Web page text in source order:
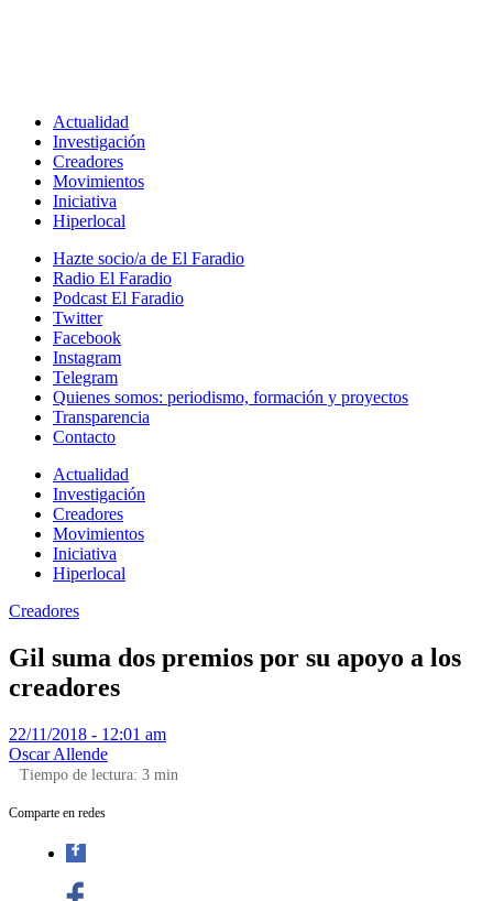
Actualidad
Investigación
Creadores
Movimientos
Iniciativa
Hiperlocal
Hazte socio/a de El Faradio
Radio El Faradio
Podcast El Faradio
Twitter
Facebook
Instagram
Telegram
Quienes somos: periodismo, formación y proyectos
Transparencia
Contacto
Actualidad
Investigación
Creadores
Movimientos
Iniciativa
Hiperlocal
Creadores
Gil suma dos premios por su apoyo a los
creadores
22/11/2018 - 12:01 am
Oscar Allende
Tiempo de lectura: 3 min
Comparte en redes